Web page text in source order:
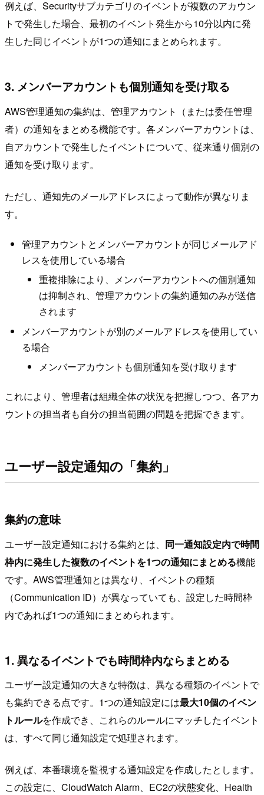
例えば、Securityサブカテゴリのイベントが複数のアカウン
トで発生した場合、最初のイベント発生から10分以内に発
生した同じイベントが1つの通知にまとめられます。
3. メンバーアカウントも個別通知を受け取る
AWS管理通知の集約は、管理アカウント（または委任管理
者）の通知をまとめる機能です。各メンバーアカウントは、
自アカウントで発生したイベントについて、従来通り個別の
通知を受け取ります。
ただし、通知先のメールアドレスによって動作が異なりま
す。
管理アカウントとメンバーアカウントが同じメールアド
レスを使用している場合
重複排除により、メンバーアカウントへの個別通知
は抑制され、管理アカウントの集約通知のみが送信
されます
メンバーアカウントが別のメールアドレスを使用してい
る場合
メンバーアカウントも個別通知を受け取ります
これにより、管理者は組織全体の状況を把握しつつ、各アカ
ウントの担当者も自分の担当範囲の問題を把握できます。
ユーザー設定通知の「集約」
集約の意味
ユーザー設定通知における集約とは、 同一通知設定内で時間
枠内に発生した複数のイベントを1つの通知にまとめる機能
です。AWS管理通知とは異なり、イベントの種類
（Communication ID）が異なっていても、設定した時間枠
内であれば1つの通知にまとめられます。
1. 異なるイベントでも時間枠内ならまとめる
ユーザー設定通知の大きな特徴は、異なる種類のイベントで
も集約できる点です。1つの通知設定には最大10個のイベン
トルールを作成でき、これらのルールにマッチしたイベント
は、すべて同じ通知設定で処理されます。
例えば、本番環境を監視する通知設定を作成したとします。
この設定に、CloudWatch Alarm、EC2の状態変化、Health